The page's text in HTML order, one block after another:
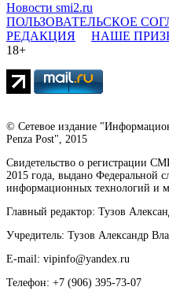
Новости smi2.ru
ПОЛЬЗОВАТЕЛЬСКОЕ
РЕДАКЦИЯ
НАШЕ
18+
© Сетевое издание
Penza Post", 2015
Свидетельство о регистрации
2015 года, выдано Федеральной
информационных технологий и
Главный редактор: Тузов
Учредитель: Тузов Александр
E-mail: vipinfo@yandex.ru
Телефон: +7 (906) 395-73-07